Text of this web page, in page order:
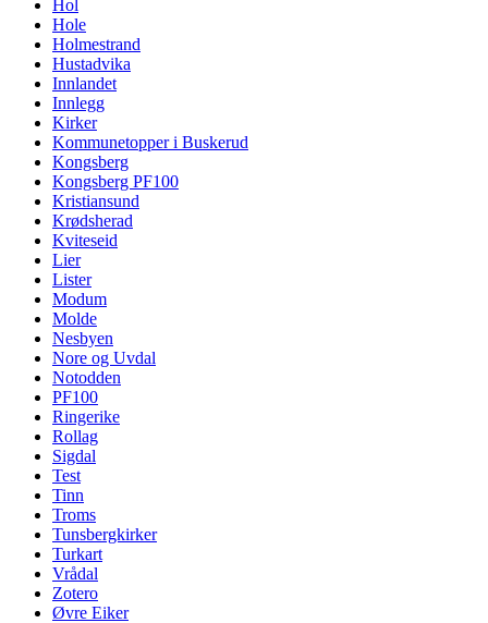
Hol
Hole
Holmestrand
Hustadvika
Innlandet
Innlegg
Kirker
Kommunetopper i Buskerud
Kongsberg
Kongsberg PF100
Kristiansund
Krødsherad
Kviteseid
Lier
Lister
Modum
Molde
Nesbyen
Nore og Uvdal
Notodden
PF100
Ringerike
Rollag
Sigdal
Test
Tinn
Troms
Tunsbergkirker
Turkart
Vrådal
Zotero
Øvre Eiker